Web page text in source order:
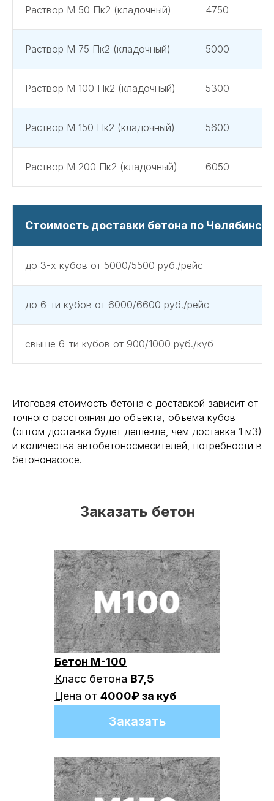
Раствор М 50 Пк2 (кладочный) 4750
Раствор М 75 Пк2 (кладочный) 5000
Раствор М 100 Пк2 (кладочный) 5300
Раствор М 150 Пк2 (кладочный) 5600
Раствор М 200 Пк2 (кладочный) 6050
Стоимость доставки бетона по
до 3-х кубов от 5000/5500 руб./рейс
до 6-ти кубов от 6000/6600 руб./рейс
свыше 6-ти кубов от 900/1000 руб./куб
Итоговая стоимость бетона с доставкой зависит от
точного расстояния до объекта, объёма кубов
(оптом доставка будет дешевле, чем доставка 1 м3)
и количества автобетоносмесителей, потребности в
бетононасосе.
Заказать бетон
Бетон М-100
Класс бетона B7,5
Цена от 4000₽ за куб
Заказать